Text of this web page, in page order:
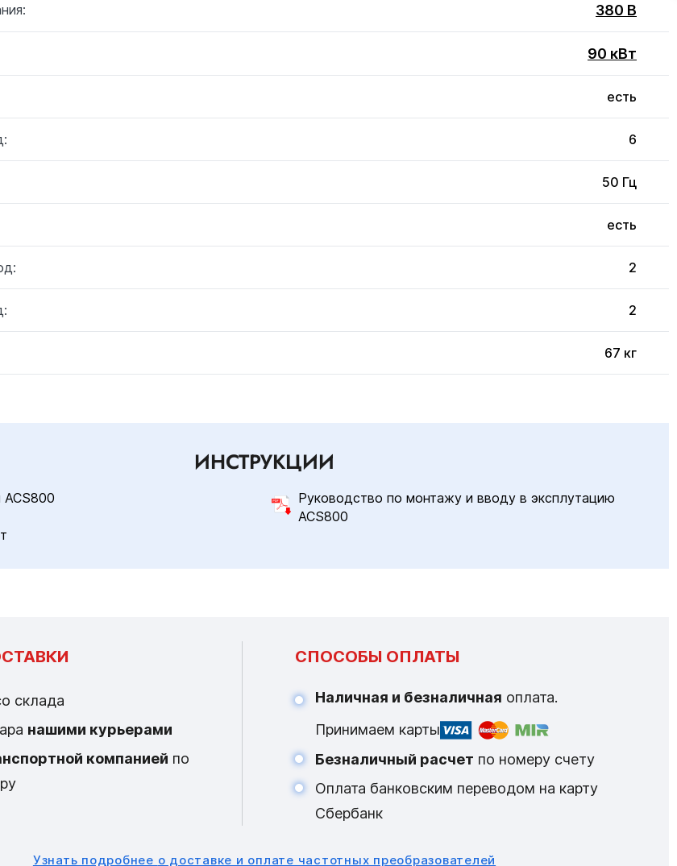
380 В
90 кВт
есть
6
50 Гц
есть
2
2
67 кг
ИНСТРУКЦИИ
ACS800
Руководство по монтажу и вводу в эксплутацию
ACS800
склада
нашими курьерами
компанией по
СПОСОБЫ ОПЛАТЫ
Наличная и безналичная оплата.
Принимаем карты
Безналичный расчет по номеру счету
Оплата банковским переводом на карту
Сбербанк
Узнать подробнее о доставке и оплате частотных преобразователей